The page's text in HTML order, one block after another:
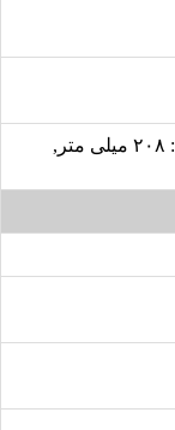
ارتفاع: ۱۵۴ میلی متر, عرض: ۲۰۸ میلی متر,